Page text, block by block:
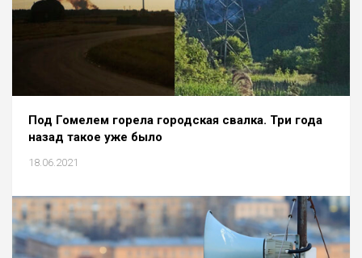
Под Гомелем горела городская свалка. Три года
назад такое уже было
18.06.2021